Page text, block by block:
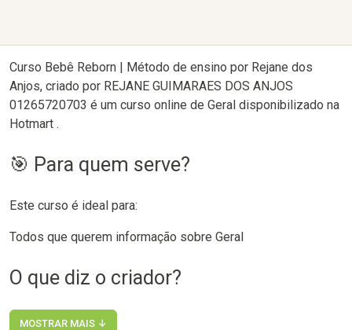
Curso Bebê Reborn | Método de ensino por Rejane dos
Anjos, criado por REJANE GUIMARAES DOS ANJOS
01265720703 é um curso online de Geral disponibilizado na
Hotmart .
🎯 Para quem serve?
Este curso é ideal para:
Todos que querem informação sobre Geral
O que diz o criador?
MOSTRAR MAIS ↓